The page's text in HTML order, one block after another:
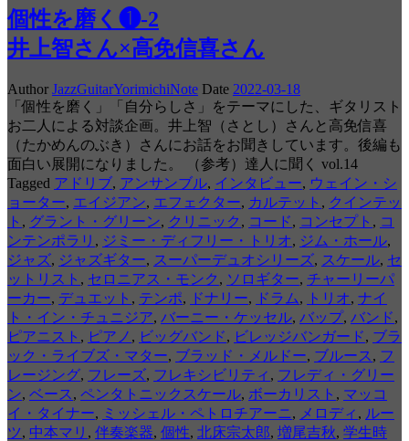
個性を磨く❶-2
井上智さん×高免信喜さん
Author JazzGuitarYorimichiNote Date 2022-03-18
「個性を磨く」「自分らしさ」をテーマにした、ギタリスト
お二人による対談企画。井上智（さとし）さんと高免信喜
（たかめんのぶき）さんにお話をお聞きしています。後編も
面白い展開になりました。 （参考）達人に聞く vol.14
Tagged アドリブ, アンサンブル, インタビュー, ウェイン・シ
ョーター, エイジアン, エフェクター, カルテット , クインテッ
ト , グラント・グリーン, クリニック , コード, コンセプト , コ
ンテンポラリ , ジミー・ディフリー・トリオ, ジム・ホール,
ジャズ, ジャズギター, スーパーデュオシリーズ, スケール, セ
ットリスト , セロニアス・モンク , ソロギター, チャーリーパ
ーカー, デュエット , テンポ, ドナリー, ドラム, トリオ, ナイ
ト・イン・チュニジア, バーニー・ケッセル, バップ, バンド,
ピアニスト , ピアノ , ビッグバンド, ビレッジバンガード, ブラ
ック・ライブズ・マター, ブラッド・メルドー, ブルース , フ
レージング, フレーズ, フレキシビリティ , フレディ・グリー
ン, ベース , ペンタトニックスケール, ボーカリスト , マッコ
イ・タイナー, ミッシェル・ペトロチアーニ, メロディ , ルー
ツ, 中本マリ , 伴奏楽器, 個性, 北床宗太郎, 増尾吉秋, 学生時